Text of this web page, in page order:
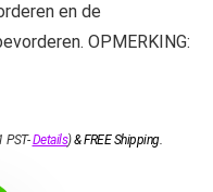
en de
OPMERKING:
PST-Details)&FREE Shipping.